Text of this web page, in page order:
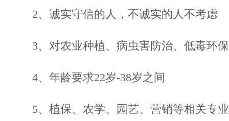
2、诚实守信的人，不诚实的人不考虑
3、对农业种植、病虫害防治、低毒环
4、年龄要求22岁-38岁之间
5、植保、农学、园艺、营销等相关专业